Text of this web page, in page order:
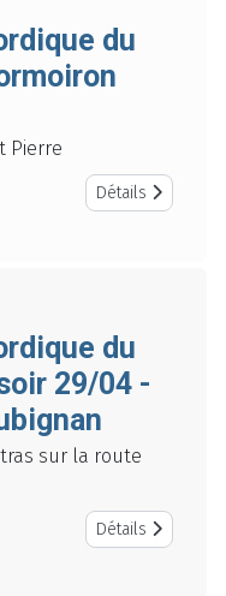
du
Pierre
Détails
du
29/04 -
sur la route
Détails